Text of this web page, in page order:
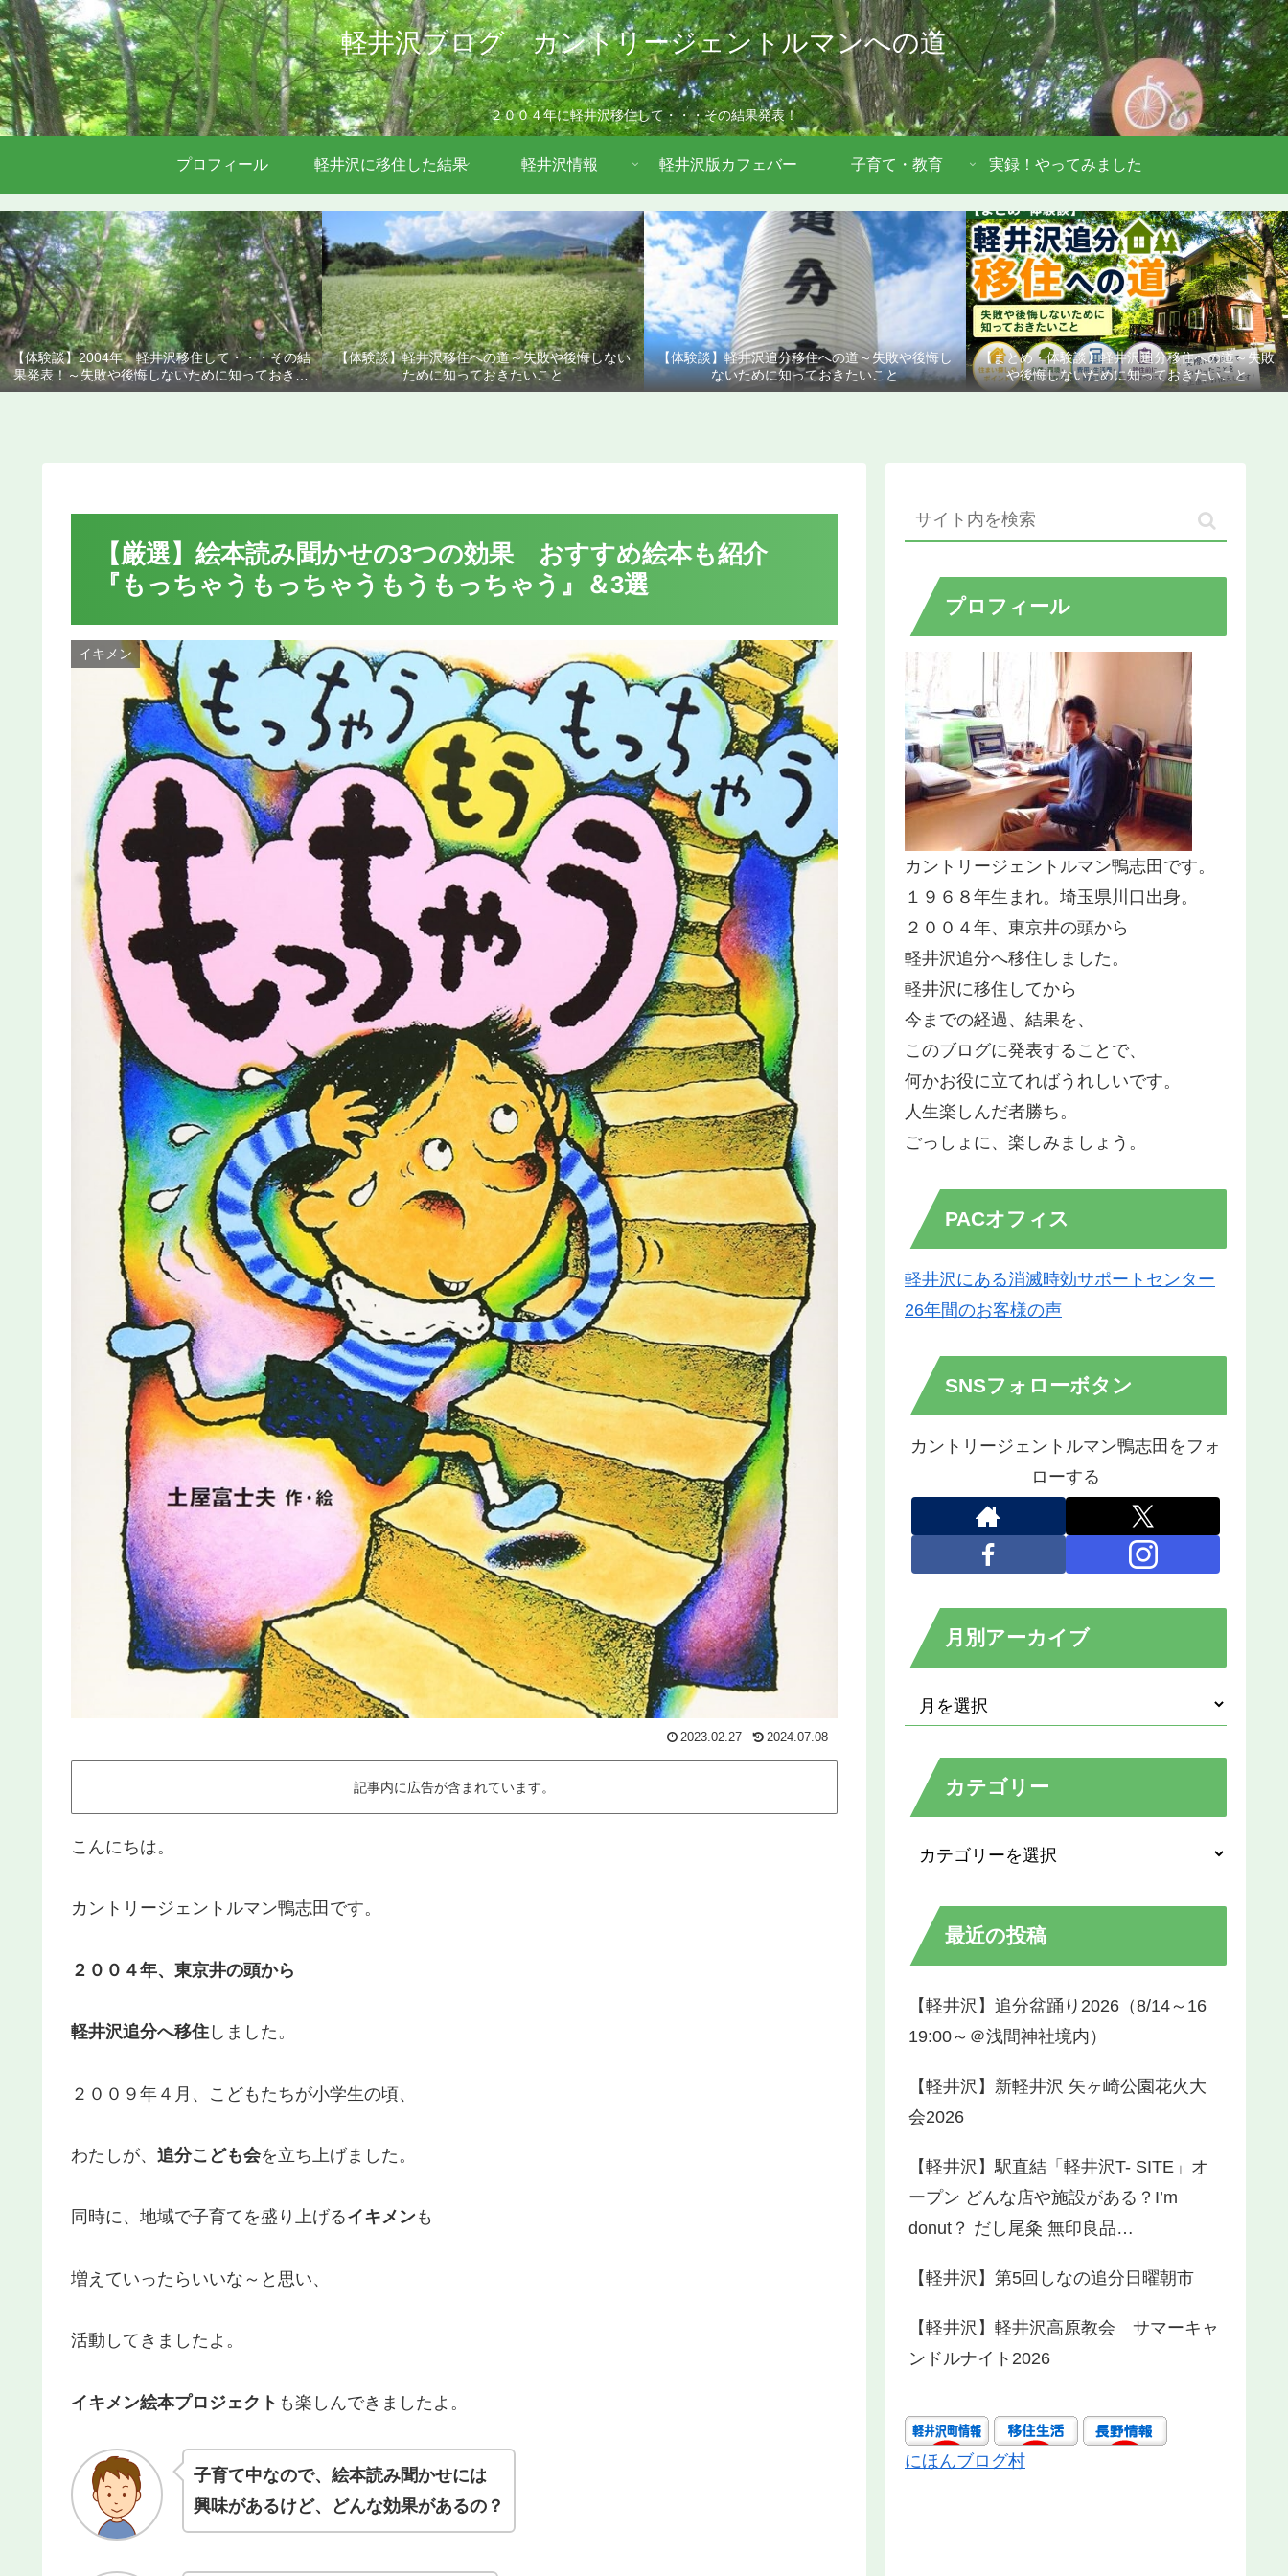
軽井沢ブログ カントリージェントルマンへの道
２００４年に軽井沢移住して・・・その結果発表！
プロフィール 軽井沢に移住した結果 軽井沢情報 軽井沢版カフェバー 子育て・教育 実録！やってみました
【体験談】2004年、軽井沢移住して・・・その結
果発表！～失敗や後悔しないために知っておきた
いこと
【体験談】軽井沢移住への道～失敗や後悔しない
ために知っておきたいこと
【体験談】軽井沢追分移住への道～失敗や後悔し
ないために知っておきたいこと
【まとめ・体験談】軽井沢追分移住への道～失敗
や後悔しないために知っておきたいこと
【厳選】絵本読み聞かせの3つの効果 おすすめ絵本も紹介
『もっちゃうもっちゃうもうもっちゃう』＆3選
イキメン
2023.02.27 2024.07.08
記事内に広告が含まれています。
こんにちは。
カントリージェントルマン鴨志田です。
２００４年、東京井の頭から
軽井沢追分へ移住 しました。
２００９年４月、こどもたちが小学生の頃、
わたしが、 追分こども会を立ち上げました。
同時に、地域で子育てを盛り上げるイキメンも
増えていったらいいな～と思い、
活動してきましたよ。
イキメン絵本プロジェクト も楽しんできましたよ。
子育て中なので、絵本読み聞かせには
興味があるけど、どんな効果があるの？
プロフィール
カントリージェントルマン鴨志田です。
１９６８年生まれ。埼玉県川口出身。
２００４年、東京井の頭から
軽井沢追分へ移住しました。
軽井沢に移住してから
今までの経過、結果を、
このブログに発表することで、
何かお役に立てればうれしいです。
人生楽しんだ者勝ち。
ごっしょに、楽しみましょう。
PACオフィス
軽井沢にある消滅時効サポートセンター
26年間のお客様の声
SNSフォローボタン
カントリージェントルマン鴨志田をフォ
ローする
月別アーカイブ
カテゴリー
最近の投稿
【軽井沢】追分盆踊り2026（8/14～16
19:00～＠浅間神社境内）
【軽井沢】新軽井沢 矢ヶ崎公園花火大
会2026
【軽井沢】駅直結「軽井沢T- SITE」オ
ープン どんな店や施設がある？I’m
donut？ だし尾粂 無印良品…
【軽井沢】第5回しなの追分日曜朝市
【軽井沢】軽井沢高原教会 サマーキャ
ンドルナイト2026
にほんブログ村